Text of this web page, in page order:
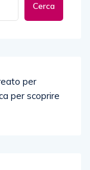
Cerca